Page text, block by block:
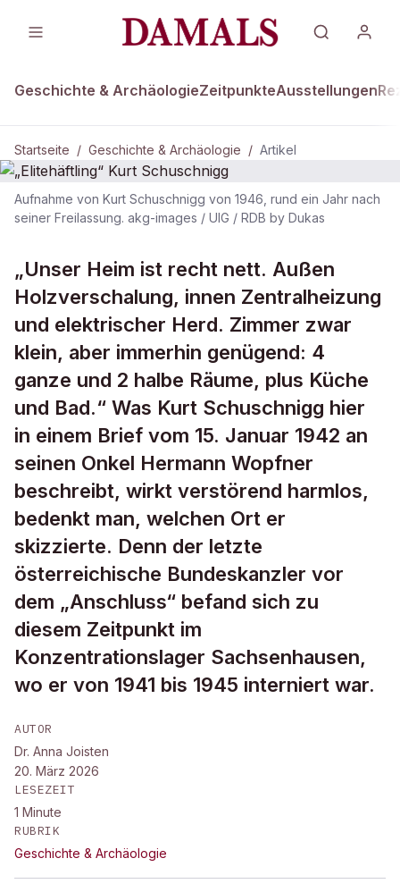
Geschichte & ArchäologieZeitpunkteAusstellungen
Startseite / Geschichte & Archäologie / Artikel
DAMALS PlusGESCHICHTE & ARCHÄOLOGIE
Aufnahme von Kurt Schuschnigg von 1946, rund ein Jahr nach
seiner Freilassung. akg-images / UIG / RDB by Dukas
„Unser Heim ist recht nett. Außen
Holzverschalung, innen Zentralheizung
und elektrischer Herd. Zimmer zwar
klein, aber immerhin genügend: 4
ganze und 2 halbe Räume, plus Küche
und Bad.“ Was Kurt Schuschnigg hier
in einem Brief vom 15. Januar 1942 an
seinen Onkel Hermann Wopfner
beschreibt, wirkt verstörend harmlos,
bedenkt man, welchen Ort er
skizzierte. Denn der letzte
österreichische Bundeskanzler vor
dem „Anschluss“ befand sich zu
diesem Zeitpunkt im
Konzentrationslager Sachsenhausen,
wo er von 1941 bis 1945 interniert war.
AUTOR
Dr. Anna Joisten
20. März 2026
LESEZEIT
1 Minute
RUBRIK
Geschichte & Archäologie